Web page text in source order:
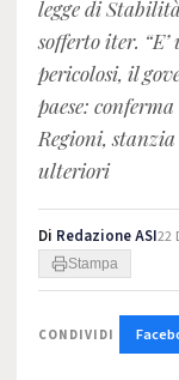
legge di
sofferto iter.
pericolosi, il
paese:
Regioni,
ulteriori
Di Redazione ASI22
Stampa
CONDIVIDI